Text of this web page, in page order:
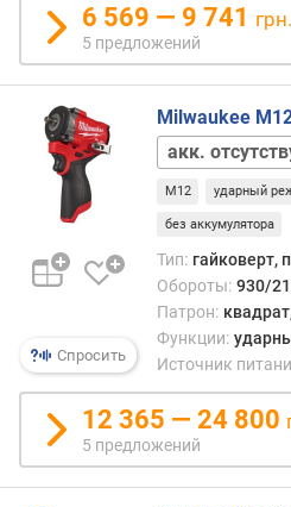
т
е
н
е
й
)
к
о
ч
е
с
т
в
о
6 569 — 9 741 грн.
5 предложений
Спросить
Milwaukee
акк.
2
шт
5 Ач
M12 ударный
без аккумулятора
Тип: гайковерт,
Обороты: 930/
Патрон:
Функции:
Источник
12 365 — 24 800
5 предложений